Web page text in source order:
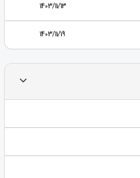
1403/11/13
1403/11/19